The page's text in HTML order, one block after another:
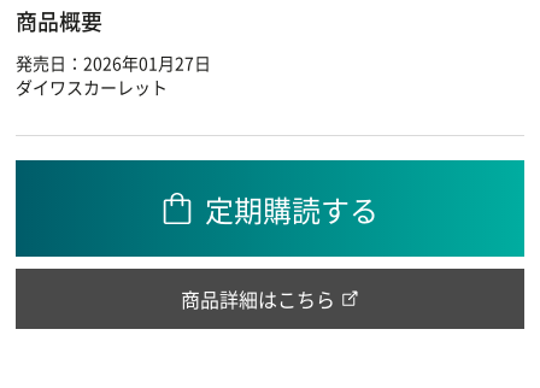
商品概要
発売日：2026年01月27日
ダイワスカーレット
定期購読する
商品詳細はこちら